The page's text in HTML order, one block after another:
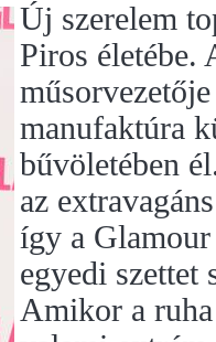
Új szerelem
Piros életébe.
manufaktúra
bűvöletében
az
így a Glamour
egyedi szettet
Amikor a